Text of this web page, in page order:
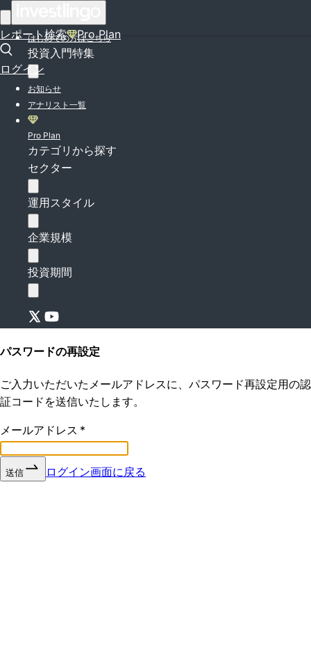
レポート検索 Pro Plan
ログイン
はじめての方はこちら
投資入門特集
お知らせ
アナリスト一覧
Pro Plan
カテゴリから探す
セクター
運用スタイル
企業規模
投資期間
パスワードの再設定
ご入力いただいたメールアドレスに、パスワード再設定用の認
証コードを送信いたします。
メールアドレス *
送信 ログイン画面に戻る